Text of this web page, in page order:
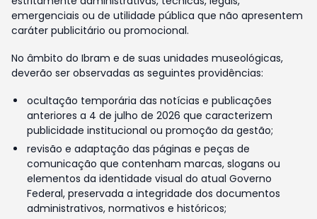
emergenciais ou de utilidade pública que não apresentem
caráter publicitário ou promocional.
No âmbito do Ibram e de suas unidades museológicas,
deverão ser observadas as seguintes providências:
ocultação temporária das notícias e publicações
anteriores a 4 de julho de 2026 que caracterizem
publicidade institucional ou promoção da gestão;
revisão e adaptação das páginas e peças de
comunicação que contenham marcas, slogans ou
elementos da identidade visual do atual Governo
Federal, preservada a integridade dos documentos
administrativos, normativos e históricos;